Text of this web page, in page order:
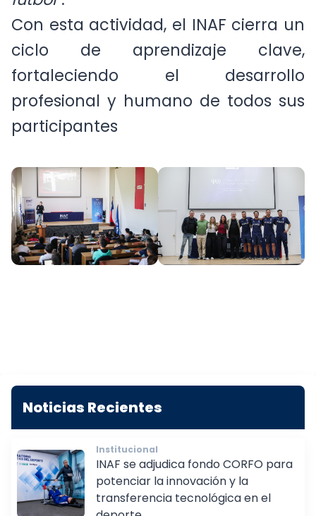
fútbol" .
Con esta actividad, el INAF cierra un
ciclo de aprendizaje clave,
fortaleciendo el desarrollo
profesional y humano de todos sus
participantes
Noticias Recientes
Institucional
INAF se adjudica fondo CORFO para
potenciar la innovación y la
transferencia tecnológica en el